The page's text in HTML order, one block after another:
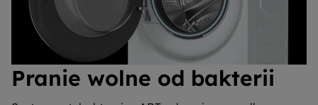
Pranie wolne od bakterii